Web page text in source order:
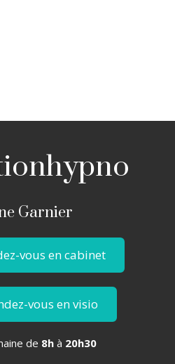
Garnier
vous en cabinet
vous en visio
de 8h à 20h30